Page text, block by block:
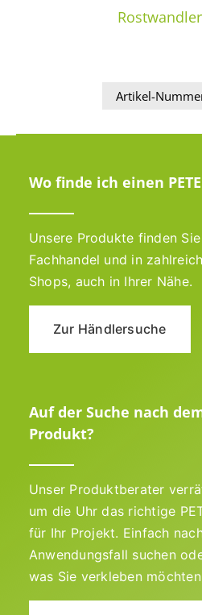
Artikel-
Wo finde ich einen
Unsere Produkte finden
Fachhandel und in
Shops, auch in Ihrer Nähe.
Zur Händlersuche
Auf der Suche nach
Produkt?
Unser Produktberater
um die Uhr das richtige
für Ihr Projekt. Einfach
Anwendungsfall suchen
was Sie verkleben